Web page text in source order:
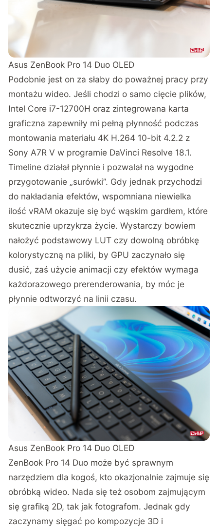
Asus ZenBook Pro 14 Duo OLED
Podobnie jest on za słaby do poważnej pracy przy
montażu wideo. Jeśli chodzi o samo cięcie plików,
Intel Core i7-12700H oraz zintegrowana karta
graficzna zapewniły mi pełną płynność podczas
montowania materiału 4K H.264 10-bit 4.2.2 z
Sony A7R V w programie DaVinci Resolve 18.1.
Timeline działał płynnie i pozwalał na wygodne
przygotowanie „surówki”. Gdy jednak przychodzi
do nakładania efektów, wspomniana niewielka
ilość vRAM okazuje się być wąskim gardłem, które
skutecznie uprzykrza życie. Wystarczy bowiem
nałożyć podstawowy LUT czy dowolną obróbkę
kolorystyczną na pliki, by GPU zaczynało się
dusić, zaś użycie animacji czy efektów wymaga
każdorazowego prerenderowania, by móc je
płynnie odtworzyć na linii czasu.
Asus ZenBook Pro 14 Duo OLED
ZenBook Pro 14 Duo może być sprawnym
narzędziem dla kogoś, kto okazjonalnie zajmuje się
obróbką wideo. Nada się też osobom zajmującym
się grafiką 2D, tak jak fotografom. Jednak gdy
zaczynamy sięgać po kompozycje 3D i